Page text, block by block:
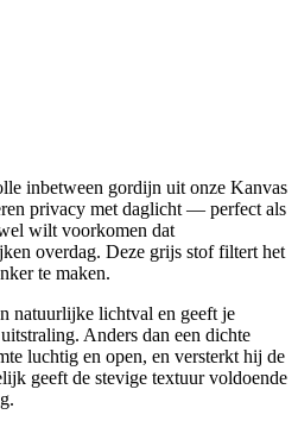
inbetween gordijn uit onze Kanvas
privacy met daglicht — perfect als
wilt voorkomen dat
overdag. Deze grijs stof filtert het
te maken.
natuurlijke lichtval en geeft je
Anders dan een dichte
luchtig en open, en versterkt hij de
geeft de stevige textuur voldoende